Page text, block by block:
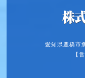
愛知県豊橋市
【